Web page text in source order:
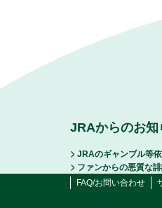
JRAからのお知
JRAのギャンブル等
ファンからの悪質な
FAQ/お問い合わせ